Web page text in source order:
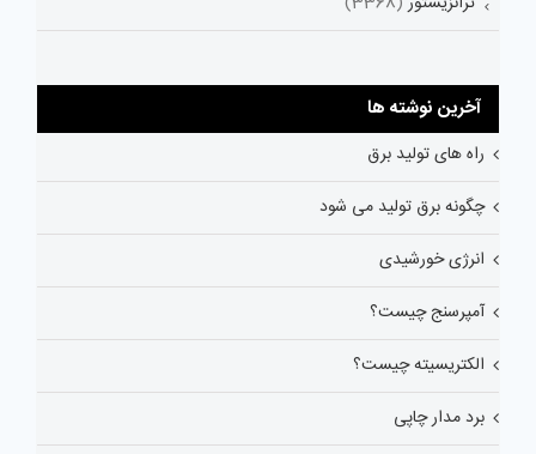
آخرین نوشته ها
راه های تولید برق
چگونه برق تولید می شود
انرژی خورشیدی
آمپرسنج چیست؟
الکتریسیته چیست؟
برد مدار چاپی